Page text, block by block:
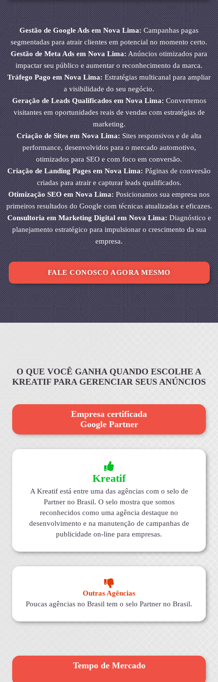
Gestão de Google Ads em Nova Lima:Campanhas pagas
segmentadas para atrair clientes em potencial no momento certo.
Gestão de Meta Ads em Nova Lima:Anúncios otimizados para
impactar seu público e aumentar o reconhecimento da marca.
Tráfego Pago em Nova Lima:Estratégias multicanal para ampliar
a visibilidade do seu negócio.
Geração de Leads Qualificados em Nova Lima:Convertemos
visitantes em oportunidades reais de vendas com estratégias de
marketing.
Criação de Sites em Nova Lima:Sites responsivos e de alta
performance, desenvolvidos para o mercado automotivo,
otimizados para SEO e com foco em conversão.
Criação de Landing Pages em Nova Lima:Páginas de conversão
criadas para atrair e capturar leads qualificados.
Otimização SEO em Nova Lima:Posicionamos sua empresa nos
primeiros resultados do Google com técnicas atualizadas e eficazes.
Consultoria em Marketing Digital em Nova Lima:Diagnóstico e
planejamento estratégico para impulsionar o crescimento da sua
empresa.
FALE CONOSCO AGORA MESMO
O QUE VOCÊ GANHA QUANDO ESCOLHE A
KREATIF PARA GERENCIAR SEUS ANÚNCIOS
Empresa certificada
Google Partner
Kreatif
A Kreatif está entre uma das agências com o selo de
Partner no Brasil. O selo mostra que somos
reconhecidos como uma agência destaque no
desenvolvimento e na manutenção de campanhas de
publicidade on-line para empresas.
Outras Agências
Poucas agências no Brasil tem o selo Partner no Brasil.
Tempo de Mercado